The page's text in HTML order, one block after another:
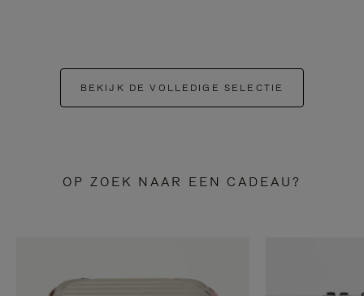
BEKIJK DE VOLLEDIGE SELECTIE
OP ZOEK NAAR EEN CADEAU?